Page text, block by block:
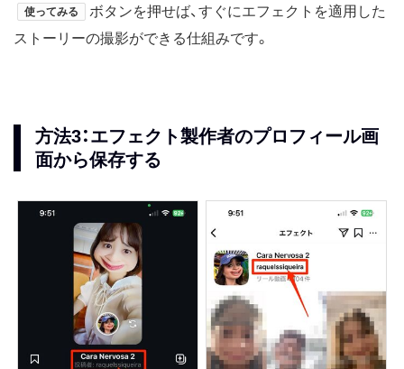
使ってみる
ボタンを押せば、すぐにエフェクトを適用した
ストーリーの撮影ができる仕組みです。
方法3：エフェクト製作者のプロフィール画
面から保存する